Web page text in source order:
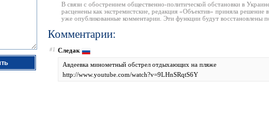
В связи с обострением общественно-политической обстановки в
расценены как экстремистские, редакция «Объектив» приняла решение
уже опубликованные комментарии. Эти функции будут восстановлены
Комментарии:
#1 Следак
Авдеевка минометный обстрел отдыхающих на пляже
http://www.youtube.com/watch?v=9LHnSRqtS6Y